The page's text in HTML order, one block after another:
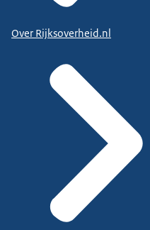
Over Rijksoverheid.nl